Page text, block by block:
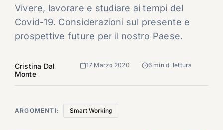
VIDEO
Vivere, lavorare e studiare ai tempi del
Covid-19. Considerazioni sul presente e
prospettive future per il nostro Paese.
Cristina Dal
Monte
17 Marzo 2020 6 min di lettura
ARGOMENTI: Smart Working